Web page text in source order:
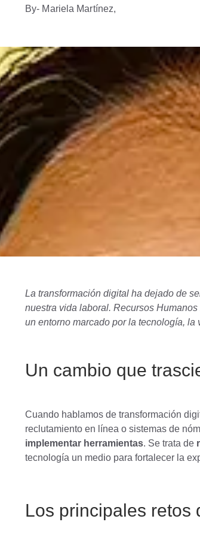
By- Mariela Martínez,
La transformación digital ha dejado de
nuestra vida laboral. Recursos
un entorno marcado por la tecnología,
Un cambio que
Cuando hablamos de transformación
reclutamiento en línea o sistemas de
implementar herramientas. Se trata de
tecnología un medio para fortalecer la
Los principales retos